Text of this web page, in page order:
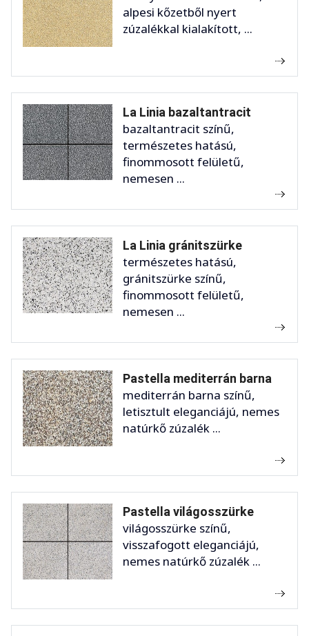
alpesi kőzetből nyert
zúzalékkal kialakított, ...
La Linia bazaltantracit
bazaltantracit színű,
természetes hatású,
finommosott felületű,
nemesen ...
La Linia gránitszürke
természetes hatású,
gránitszürke színű,
finommosott felületű,
nemesen ...
Pastella mediterrán barna
mediterrán barna színű,
letisztult eleganciájú, nemes
natúrkő zúzalék ...
Pastella világosszürke
világosszürke színű,
visszafogott eleganciájú,
nemes natúrkő zúzalék ...